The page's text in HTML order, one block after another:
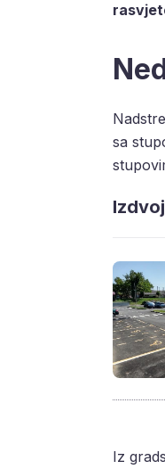
sa
Iz